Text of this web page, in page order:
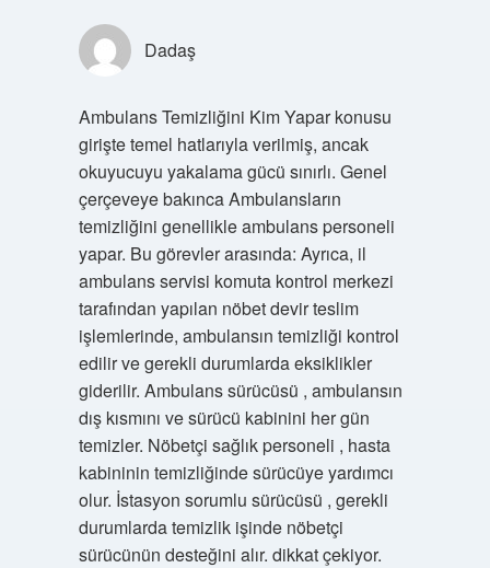
Dadaş
Ambulans Temizliğini Kim Yapar konusu
girişte temel hatlarıyla verilmiş, ancak
okuyucuyu yakalama gücü sınırlı. Genel
çerçeveye bakınca Ambulansların
temizliğini genellikle ambulans personeli
yapar. Bu görevler arasında: Ayrıca, il
ambulans servisi komuta kontrol merkezi
tarafından yapılan nöbet devir teslim
işlemlerinde, ambulansın temizliği kontrol
edilir ve gerekli durumlarda eksiklikler
giderilir. Ambulans sürücüsü , ambulansın
dış kısmını ve sürücü kabinini her gün
temizler. Nöbetçi sağlık personeli , hasta
kabininin temizliğinde sürücüye yardımcı
olur. İstasyon sorumlu sürücüsü , gerekli
durumlarda temizlik işinde nöbetçi
sürücünün desteğini alır. dikkat çekiyor.